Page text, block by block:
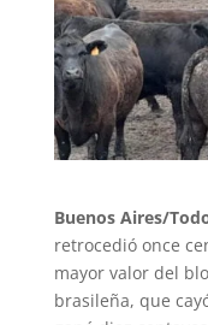
Buenos Aires/
retrocedió once
mayor valor del
brasileña, que